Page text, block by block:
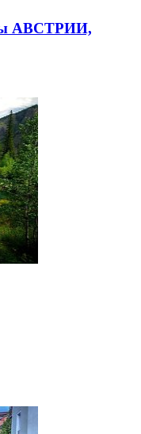
АВСТРИИ,